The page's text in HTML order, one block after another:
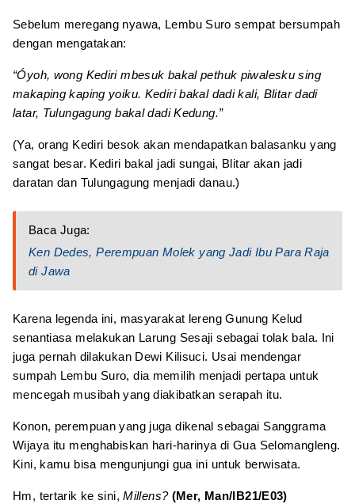
Sebelum meregang nyawa, Lembu Suro sempat bersumpah
dengan mengatakan:
“Óyoh, wong Kediri mbesuk bakal pethuk piwalesku sing
makaping kaping yoiku. Kediri bakal dadi kali, Blitar dadi
latar, Tulungagung bakal dadi Kedung.”
(Ya, orang Kediri besok akan mendapatkan balasanku yang
sangat besar. Kediri bakal jadi sungai, Blitar akan jadi
daratan dan Tulungagung menjadi danau.)
Baca Juga:
Ken Dedes, Perempuan Molek yang Jadi Ibu Para Raja
di Jawa
Karena legenda ini, masyarakat lereng Gunung Kelud
senantiasa melakukan Larung Sesaji sebagai tolak bala. Ini
juga pernah dilakukan Dewi Kilisuci. Usai mendengar
sumpah Lembu Suro, dia memilih menjadi pertapa untuk
mencegah musibah yang diakibatkan serapah itu.
Konon, perempuan yang juga dikenal sebagai Sanggrama
Wijaya itu menghabiskan hari-harinya di Gua Selomangleng.
Kini, kamu bisa mengunjungi gua ini untuk berwisata.
Hm, tertarik ke sini,Millens? (Mer, Man/IB21/E03)